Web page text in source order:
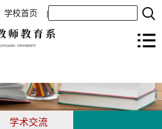
学校首页
学术交流